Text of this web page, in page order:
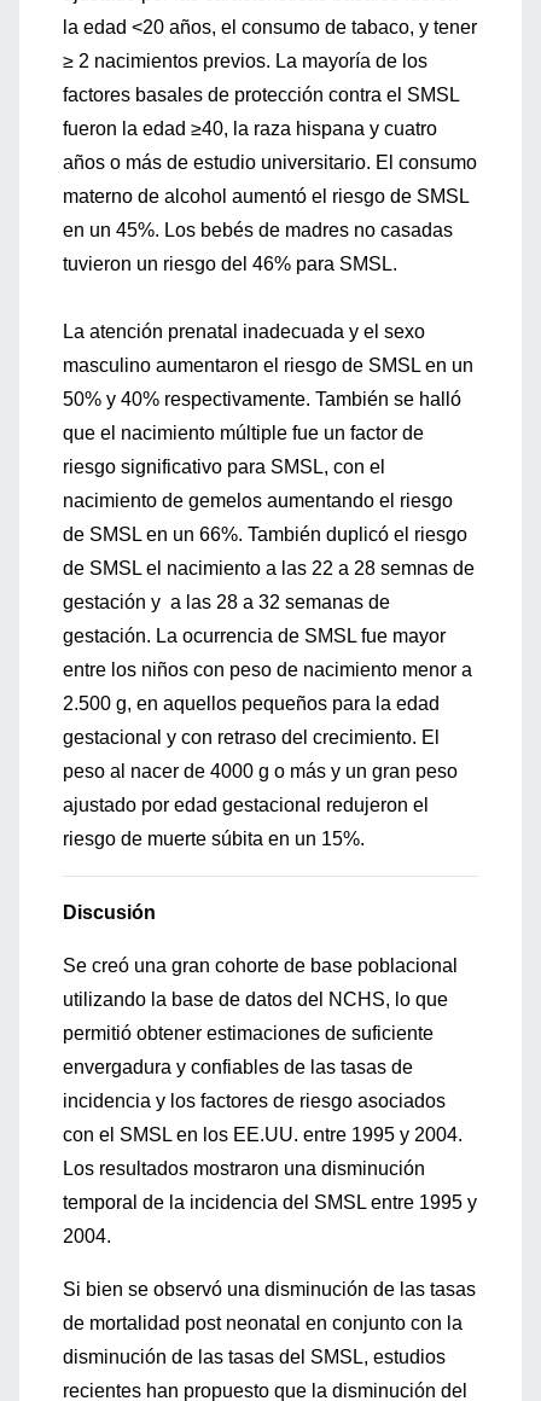
la edad <20 años, el consumo de tabaco, y tener
≥ 2 nacimientos previos. La mayoría de los
factores basales de protección contra el SMSL
fueron la edad ≥40, la raza hispana y cuatro
años o más de estudio universitario. El consumo
materno de alcohol aumentó el riesgo de SMSL
en un 45%. Los bebés de madres no casadas
tuvieron un riesgo del 46% para SMSL.
La atención prenatal inadecuada y el sexo
masculino aumentaron el riesgo de SMSL en un
50% y 40% respectivamente. También se halló
que el nacimiento múltiple fue un factor de
riesgo significativo para SMSL, con el
nacimiento de gemelos aumentando el riesgo
de SMSL en un 66%. También duplicó el riesgo
de SMSL el nacimiento a las 22 a 28 semnas de
gestación y a las 28 a 32 semanas de
gestación. La ocurrencia de SMSL fue mayor
entre los niños con peso de nacimiento menor a
2.500 g, en aquellos pequeños para la edad
gestacional y con retraso del crecimiento. El
peso al nacer de 4000 g o más y un gran peso
ajustado por edad gestacional redujeron el
riesgo de muerte súbita en un 15%.
Discusión
Se creó una gran cohorte de base poblacional
utilizando la base de datos del NCHS, lo que
permitió obtener estimaciones de suficiente
envergadura y confiables de las tasas de
incidencia y los factores de riesgo asociados
con el SMSL en los EE.UU. entre 1995 y 2004.
Los resultados mostraron una disminución
temporal de la incidencia del SMSL entre 1995 y
2004.
Si bien se observó una disminución de las tasas
de mortalidad post neonatal en conjunto con la
disminución de las tasas del SMSL, estudios
recientes han propuesto que la disminución del